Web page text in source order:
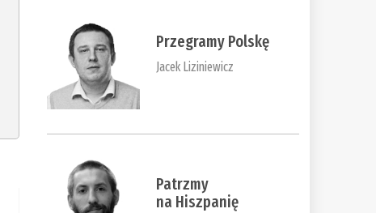
Przegramy Polskę
Jacek Liziniewicz
Patrzmy
na Hiszpanię